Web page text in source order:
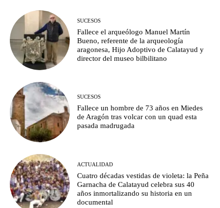
SUCESOS
Fallece el arqueólogo Manuel Martín
Bueno, referente de la arqueología
aragonesa, Hijo Adoptivo de Calatayud y
director del museo bilbilitano
SUCESOS
Fallece un hombre de 73 años en Miedes
de Aragón tras volcar con un quad esta
pasada madrugada
ACTUALIDAD
Cuatro décadas vestidas de violeta: la Peña
Garnacha de Calatayud celebra sus 40
años inmortalizando su historia en un
documental